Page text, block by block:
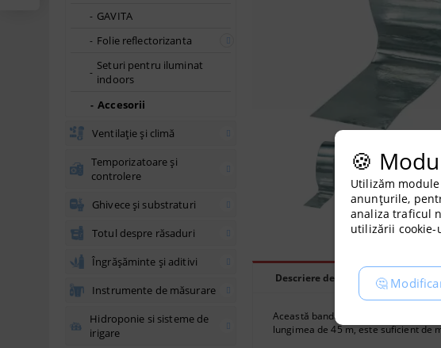
GAVITA
Folie reflectorizanta
Seturi pentru iluminat
indoors
Accesorii
Ventilație și climă
Temporizatoare și
controlere
Ghivece și substraturi
Totul despre răsaduri
Îngrășăminte și aditivi
Instrumente de măsurare
Hidroponie si sisteme de
irigare
Descriere detaliată
Această bandă universală este
lungimea de 45 m, este suficient de
🍪
Utilizăm
anunțurile,
analiza traficul
utilizării
🤔